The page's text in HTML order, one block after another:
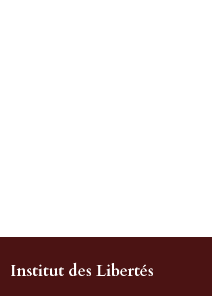
Institut des Libertés